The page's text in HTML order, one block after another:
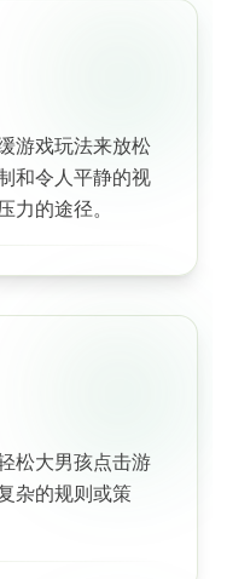
游戏玩法来放松
和令人平静的视
力的途径。
松大男孩点击游
杂的规则或策